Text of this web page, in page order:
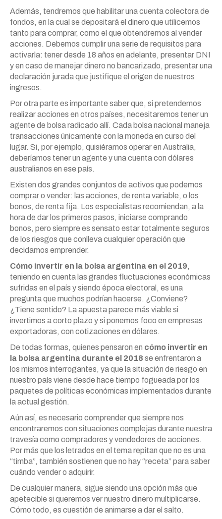
Además, tendremos que habilitar una cuenta colectora de
fondos, en la cual se depositará el dinero que utilicemos
tanto para comprar, como el que obtendremos al vender
acciones. Debemos cumplir una serie de requisitos para
activarla: tener desde 18 años en adelante, presentar DNI
y en caso de manejar dinero no bancarizado, presentar una
declaración jurada que justifique el origen de nuestros
ingresos.
Por otra parte es importante saber que, si pretendemos
realizar acciones en otros países, necesitaremos tener un
agente de bolsa radicado allí. Cada bolsa nacional maneja
transacciones únicamente con la moneda en curso del
lugar. Si, por ejemplo, quisiéramos operar en Australia,
deberíamos tener un agente y una cuenta con dólares
australianos en ese país.
Existen dos grandes conjuntos de activos que podemos
comprar o vender: las acciones, de renta variable, o los
bonos, de renta fija. Los especialistas recomiendan, a la
hora de dar los primeros pasos, iniciarse comprando
bonos, pero siempre es sensato estar totalmente seguros
de los riesgos que conlleva cualquier operación que
decidamos emprender.
Cómo invertir en la bolsa argentina en el 2019,
teniendo en cuenta las grandes fluctuaciones económicas
sufridas en el país y siendo época electoral, es una
pregunta que muchos podrían hacerse. ¿Conviene?
¿Tiene sentido? La apuesta parece más viable si
invertimos a corto plazo y si ponemos foco en empresas
exportadoras, con cotizaciones en dólares.
De todas formas, quienes pensaron en cómo invertir en
la bolsa argentina durante el 2018 se enfrentaron a
los mismos interrogantes, ya que la situación de riesgo en
nuestro país viene desde hace tiempo fogueada por los
paquetes de políticas económicas implementados durante
la actual gestión.
Aún así, es necesario comprender que siempre nos
encontraremos con situaciones complejas durante nuestra
travesía como compradores y vendedores de acciones.
Por más que los letrados en el tema repitan que no es una
“timba”, también sostienen que no hay “receta” para saber
cuándo vender o adquirir.
De cualquier manera, sigue siendo una opción más que
apetecible si queremos ver nuestro dinero multiplicarse.
Cómo todo, es cuestión de animarse a dar el salto.